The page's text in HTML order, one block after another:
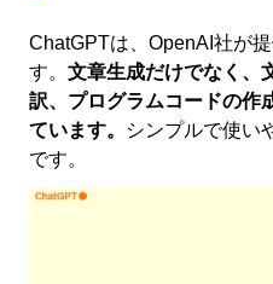
ChatGPTは、OpenAI社が
す。 文章生成だけでなく、
訳、プログラムコードの作
ています。
シンプルで使い
です。